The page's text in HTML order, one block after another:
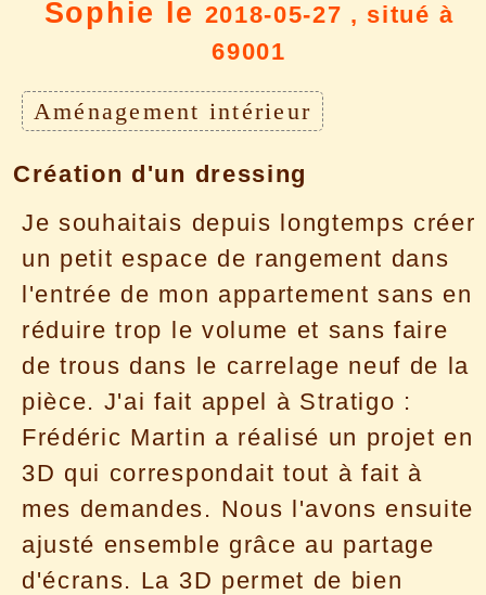
Sophie le 2018-05-27 , situé à
69001
Aménagement intérieur
Création d'un dressing
Je souhaitais depuis longtemps créer
un petit espace de rangement dans
l'entrée de mon appartement sans en
réduire trop le volume et sans faire
de trous dans le carrelage neuf de la
pièce. J'ai fait appel à Stratigo :
Frédéric Martin a réalisé un projet en
3D qui correspondait tout à fait à
mes demandes. Nous l'avons ensuite
ajusté ensemble grâce au partage
d'écrans. La 3D permet de bien